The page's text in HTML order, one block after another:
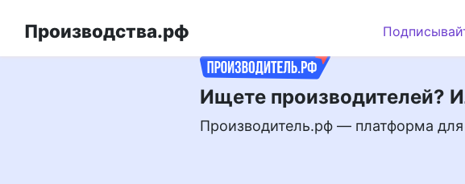
Ищете производителей?
Производитель.рф — платформа
Производства.рф